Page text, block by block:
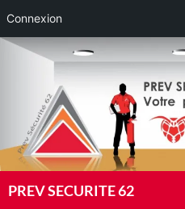
Connexion
Aller
PREV SECURITE 62